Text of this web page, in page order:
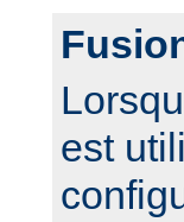
est